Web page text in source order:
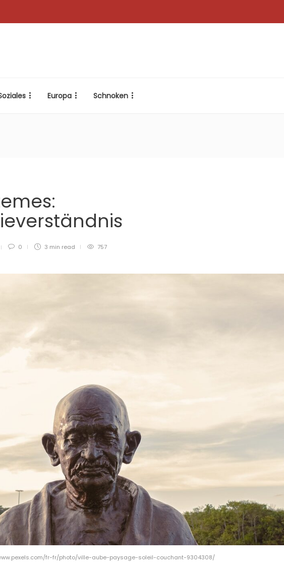
Europa Schnoken
0 3 min read 757
fr-fr/photo/ville-aube-paysage-soleil-couchant-9304308/